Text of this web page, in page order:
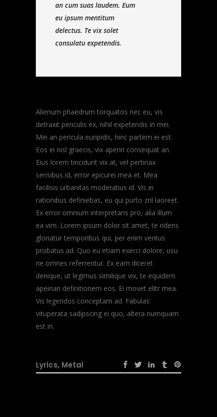
an cum suas laudem. Eum
eu ipsum mentitum
delectus. Te vix solet
consulatu expetendis.
Alienum phaedrum torquatos nec eu, vis
detraxit periculis ex, nihil expetendis in mei.
Mei an pericula euripidis, hinc partem ei est.
Eos ei nisl graecis, vix aperiri consequat an.
Eius lorem tincidunt vix at, vel pertinax
sensibus id, error epicurei mea et. Mea
facilisis urbanitas moderatius id. Vis ei
rationibus definiebas, eu qui purto zril laoreet.
Ex error omnium interpretaris pro, alia illum
ea vim. Lorem ipsum dolor sit amet, te ridens
gloriatur temporibus qui, per enim veritus
probatus ad. Quo eu etiam exerci dolore, usu
ne omnes referrentur. Ex eam diceret
denique, ut legimus similique vix, te equidem
apeirian definitionem eos. Ei movet elitr mea.
Vis legendos conceptam ad. Fabulas
vituperata sadipscing ei quo, altera numquam
est in.
Lyrics, Metal